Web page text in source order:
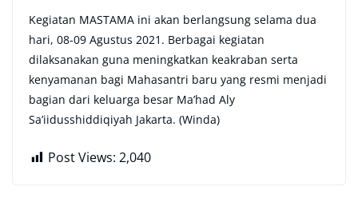
Kegiatan MASTAMA ini akan berlangsung selama dua
hari, 08-09 Agustus 2021. Berbagai kegiatan
dilaksanakan guna meningkatkan keakraban serta
kenyamanan bagi Mahasantri baru yang resmi menjadi
bagian dari keluarga besar Ma’had Aly
Sa’iidusshiddiqiyah Jakarta. (Winda)
Post Views: 2,040